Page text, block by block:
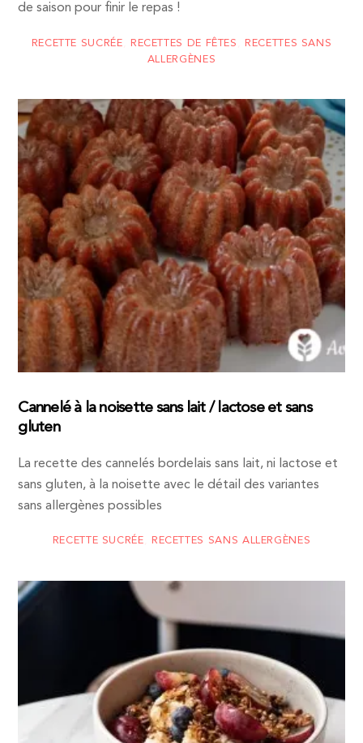
de saison pour finir le repas !
RECETTE SUCRÉE RECETTES DE FÊTES
RECETTES SANS
ALLERGÈNES
Cannelé à la noisette sans lait / lactose et sans
gluten
La recette des cannelés bordelais sans lait, ni lactose et
sans gluten, à la noisette avec le détail des variantes
sans allergènes possibles
RECETTE SUCRÉE RECETTES SANS ALLERGÈNES